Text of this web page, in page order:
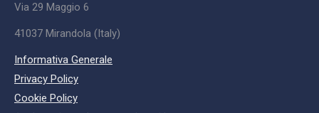
Via 29 Maggio 6
41037 Mirandola (Italy)
Informativa Generale
Privacy Policy
Cookie Policy